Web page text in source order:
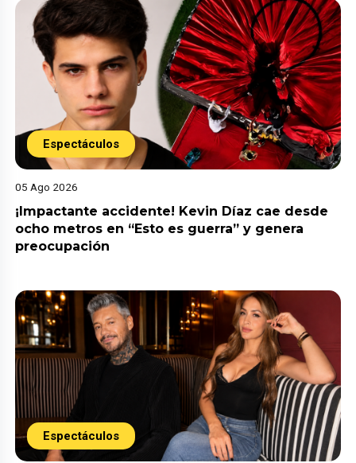
Espectáculos
05 Ago 2026
¡Impactante accidente! Kevin Díaz cae desde
ocho metros en “Esto es guerra” y genera
preocupación
Espectáculos